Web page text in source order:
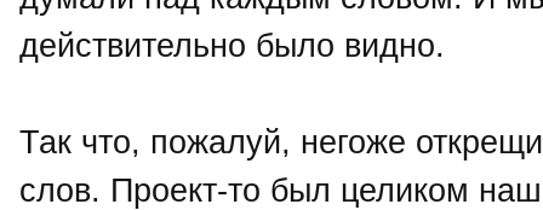
действительно было видно.
Так что, пожалуй, негоже
слов. Проект-то был целиком